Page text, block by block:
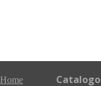
Home Catalogo